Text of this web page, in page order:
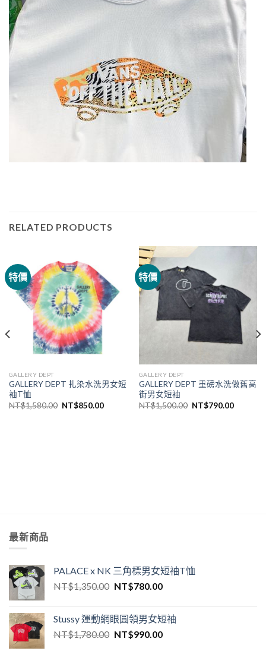
RELATED PRODUCTS
特價
GALLERY DEPT
GALLERY DEPT 扎染水洗男女短
袖T恤
NT$1,580.00 NT$850.00
特價
GALLERY DEPT
GALLERY DEPT 重磅水洗做舊高
街男女短袖
NT$1,500.00 NT$790.00
最新商品
PALACE x NK 三角標男女短袖T恤
NT$1,350.00 NT$780.00
Stussy 運動網眼圓領男女短袖
NT$1,780.00 NT$990.00